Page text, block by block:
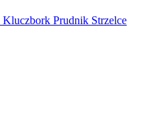
Kluczbork Prudnik Strzelce